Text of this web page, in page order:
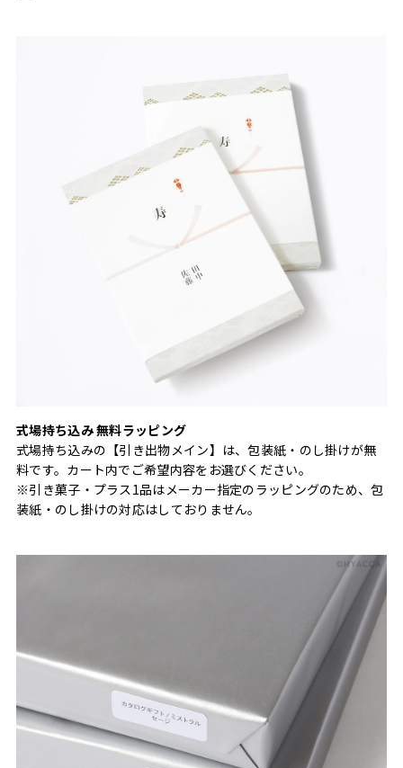
式場持ち込み 無料ラッピング
式場持ち込みの【引き出物メイン】は、包装紙・のし掛けが無
料です。カート内でご希望内容をお選びください。
※引き菓子・プラス1品はメーカー指定のラッピングのため、包
装紙・のし掛けの対応はしておりません。